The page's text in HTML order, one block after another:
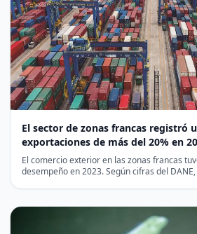
El sector de zonas francas registró
exportaciones de más del 20% en
El comercio exterior en las zonas francas
desempeño en 2023. Según cifras del